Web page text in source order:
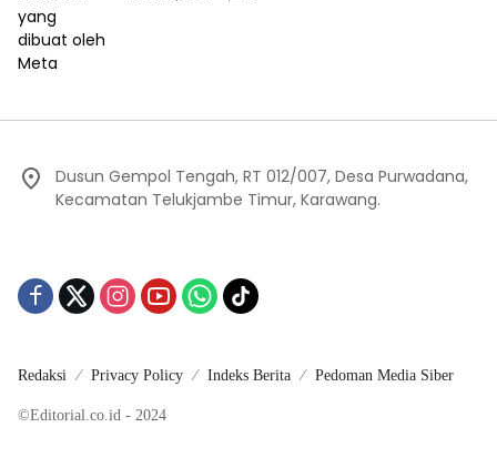
Dusun Gempol Tengah, RT 012/007, Desa Purwadana,
Kecamatan Telukjambe Timur, Karawang.
Redaksi Privacy Policy Indeks Berita Pedoman Media Siber
©Editorial.co.id - 2024